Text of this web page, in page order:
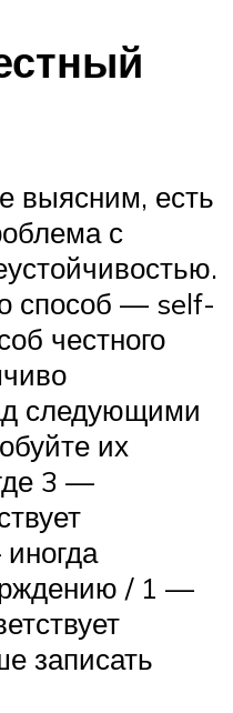
выясним, есть
с
способ — self-
честного
следующими
их
3 —
/ 1 —
записать